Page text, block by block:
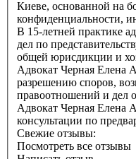
Киеве, основанной на
конфиденциальности,
В 15-летней практике
дел по
общей юрисдикции и
Адвокат Черная Елена
разрешению споров,
правоотношений и дел
Адвокат Черная Елена
консультации по
Свежие отзывы:
Посмотреть все отзывы